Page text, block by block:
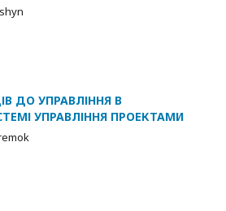
ДО УПРАВЛІННЯ В
УПРАВЛІННЯ ПРОЕКТАМИ